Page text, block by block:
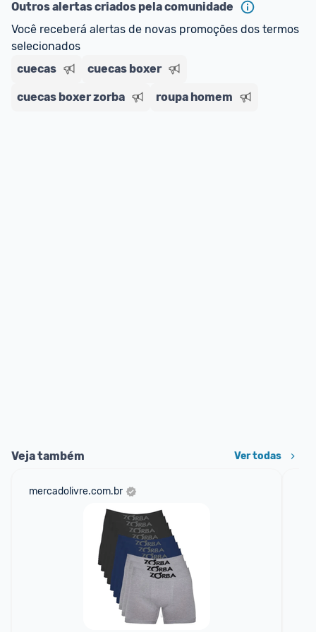
E lembre-se: você sempre pode contar ajuda da
comunidade para tirar dúvidas ou acionar os
nossos Admins marcando @admin
Outros alertas criados pela comunidade
Você receberá alertas de novas promoções dos termos
selecionados
cuecas
cuecas boxer
cuecas boxer zorba roupa homem
Veja também Ver todas
mercadolivre.com.br